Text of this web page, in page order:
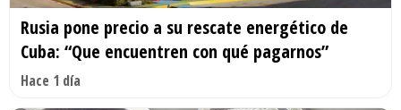
Rusia pone precio a su rescate energético de
Cuba: “Que encuentren con qué pagarnos”
Hace 1 día